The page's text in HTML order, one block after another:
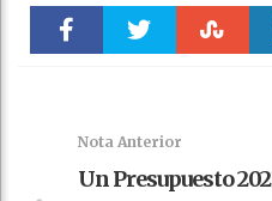
Nota Anterior
Un Presupuesto